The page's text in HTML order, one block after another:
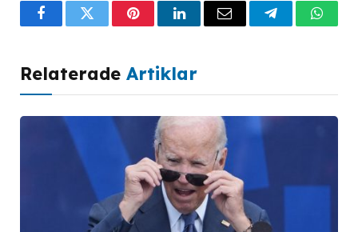
FacebookTwitterPinterestLinkedInEmail Telegram
Relaterade Artiklar